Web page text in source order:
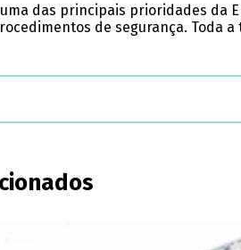
das principais prioridades da
de segurança. Toda